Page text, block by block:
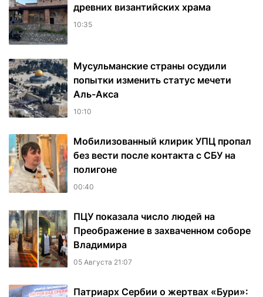
древних византийских храма
10:35
Мусульманские страны осудили
попытки изменить статус мечети
Аль-Акса
10:10
Мобилизованный клирик УПЦ пропал
без вести после контакта с СБУ на
полигоне
00:40
ПЦУ показала число людей на
Преображение в захваченном соборе
Владимира
05 Августа 21:07
Патриарх Сербии о жертвах «Бури»: